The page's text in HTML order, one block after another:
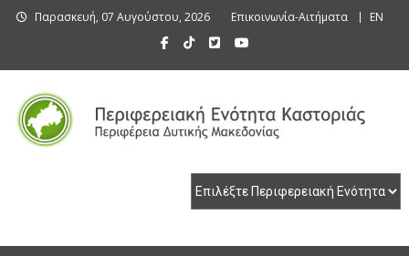
Skip
Παρασκευή, 07 Αυγούστου, 2026 Επικοινωνία-Αιτήματα EN